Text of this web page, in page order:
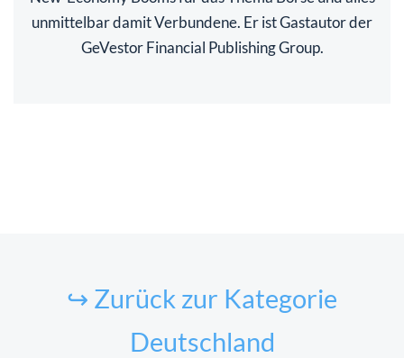
unmittelbar damit Verbundene. Er ist Gastautor der
GeVestor Financial Publishing Group.
↪ Zurück zur Kategorie
Deutschland